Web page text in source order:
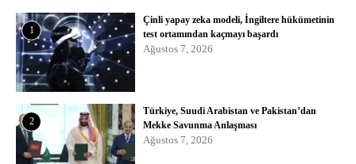
1
Çinli yapay zeka modeli, İngiltere hükümetinin
test ortamından kaçmayı başardı
Ağustos 7, 2026
2
Türkiye, Suudi Arabistan ve Pakistan’dan
Mekke Savunma Anlaşması
Ağustos 7, 2026